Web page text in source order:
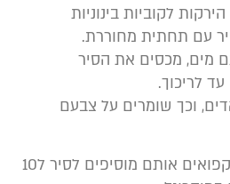
לקוביות בינוניות
תחתית מחוררת.
מכסים את הסיר
וכך שומרים על צבעם
ניתן להשתמש בירקות קפואים אותם מוסיפים לסיר ל10